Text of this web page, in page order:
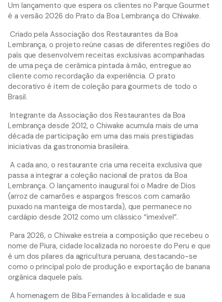
Um lançamento que espera os clientes no Parque Gourmet
é a versão 2026 do Prato da Boa Lembrança do Chiwake.
Criado pela Associação dos Restaurantes da Boa
Lembrança, o projeto reúne casas de diferentes regiões do
país que desenvolvem receitas exclusivas acompanhadas
de uma peça de cerâmica pintada à mão, entregue ao
cliente como recordação da experiência. O prato
decorativo é item de coleção para gourmets de todo o
Brasil.
Integrante da Associação dos Restaurantes da Boa
Lembrança desde 2012, o Chiwake acumula mais de uma
década de participação em uma das mais prestigiadas
iniciativas da gastronomia brasileira.
A cada ano, o restaurante cria uma receita exclusiva que
passa a integrar a coleção nacional de pratos da Boa
Lembrança. O lançamento inaugural foi o Madre de Dios
(arroz de camarões e aspargos frescos com camarão
puxado na manteiga de mostarda), que permanece no
cardápio desde 2012 como um clássico “imexível”.
Para 2026, o Chiwake estreia a composição que recebeu o
nome de Piura, cidade localizada no noroeste do Peru e que
é um dos pilares da agricultura peruana, destacando-se
como o principal polo de produção e exportação de banana
orgânica daquele país.
A homenagem de Biba Fernandes à localidade e sua